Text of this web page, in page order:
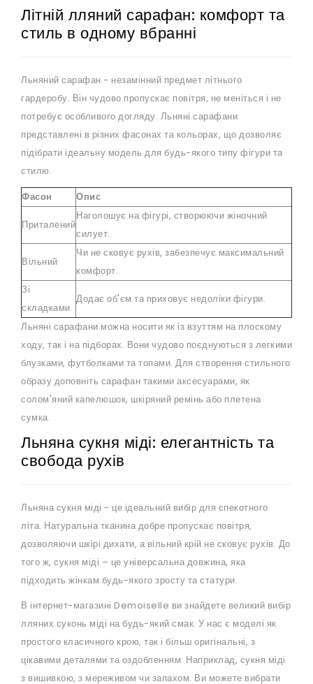
Літній лляний сарафан: комфорт та
стиль в одному вбранні
Льняний сарафан - незамінний предмет літнього
гардеробу. Він чудово пропускає повітря, не меніться і не
потребує особливого догляду. Льняні сарафани
представлені в різних фасонах та кольорах, що дозволяє
підібрати ідеальну модель для будь-якого типу фігури та
стилю.
Фасон
Опис
Приталений
Наголошує на фігурі, створюючи жіночний
силует.
Вільний
Чи не сковує рухів, забезпечує максимальний
комфорт.
Зі
складками
Додає об'єм та приховує недоліки фігури.
Льняні сарафани можна носити як із взуттям на плоскому
ходу, так і на підборах. Вони чудово поєднуються з легкими
блузками, футболками та топами. Для створення стильного
образу доповніть сарафан такими аксесуарами, як
солом'яний капелюшок, шкіряний ремінь або плетена
сумка.
Льняна сукня міді: елегантність та
свобода рухів
Льняна сукня міді - це ідеальний вибір для спекотного
літа. Натуральна тканина добре пропускає повітря,
дозволяючи шкірі дихати, а вільний крій не сковує рухів. До
того ж, сукня міді – це універсальна довжина, яка
підходить жінкам будь-якого зросту та статури.
В інтернет-магазині Demoiselle ви знайдете великий вибір
лляних суконь міді на будь-який смак. У нас є моделі як
простого класичного крою, так і більш оригінальні, з
цікавими деталями та оздобленням. Наприклад, сукня міді
з вишивкою, з мереживом чи запахом. Ви можете вибрати